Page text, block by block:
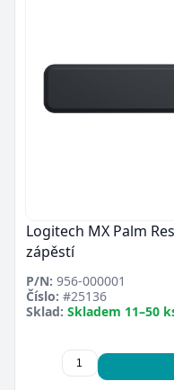
Logitech MX Palm
zápěstí
P/N: 956-000001
Číslo: #25136
Sklad: Skladem 11–50